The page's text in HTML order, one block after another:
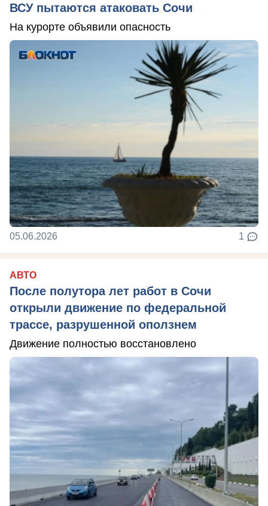
ВСУ пытаются атаковать Сочи
На курорте объявили опасность
05.06.2026 1
АВТО
После полутора лет работ в Сочи
открыли движение по федеральной
трассе, разрушенной оползнем
Движение полностью восстановлено